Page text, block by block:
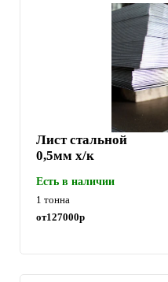
Лист стальной
0,5мм х/к
Есть в наличии
1 тонна
от127000р